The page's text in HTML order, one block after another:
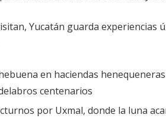
Yucatán guarda experiencias
en haciendas
centenarios
por Uxmal, donde la luna